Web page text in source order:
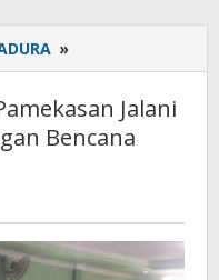
»
Personel
BPBD
Pamekasan
Jalani
Bencana